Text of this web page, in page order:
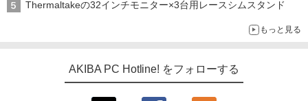
Thermaltakeの32インチモニター×3台用レースシムスタンド
もっと見る
AKIBA PC Hotline! をフォローする